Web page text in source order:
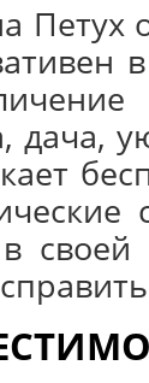
Петух
дача,